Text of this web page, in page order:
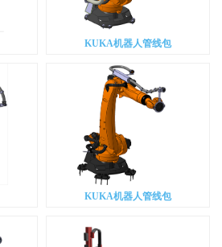
KUKA机器人管线包
KUKA机器人管线包